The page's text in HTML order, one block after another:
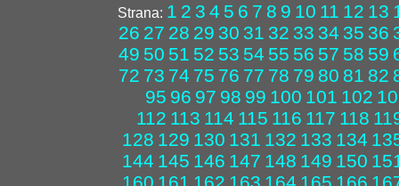
Strana: 1 2 3 4 5 6 7 8 9 10 11 12 13
26 27 28 29 30 31 32 33 34 35 36
49 50 51 52 53 54 55 56 57 58 59
72 73 74 75 76 77 78 79 80 81 82
95 96 97 98 99 100 101 102
112 113 114 115 116 117 118
128 129 130 131 132 133 134
144 145 146 147 148 149 150